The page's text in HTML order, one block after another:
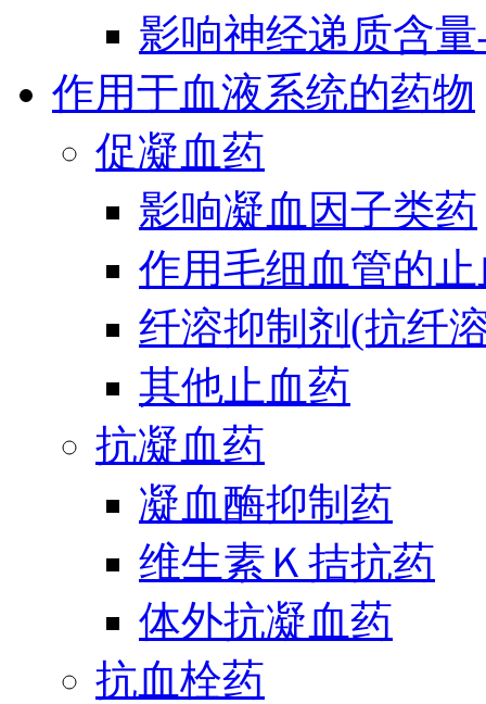
影响神经递质含
作用于血液系统的药物
促凝血药
影响凝血因子类药
作用毛细血管的
纤溶抑制剂(抗纤
其他止血药
抗凝血药
凝血酶抑制药
维生素Ｋ拮抗药
体外抗凝血药
抗血栓药